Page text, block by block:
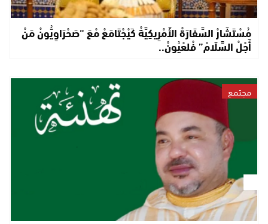
مُسْتَشَارْ السَّفَارَةْ الأَمْرِيكِيَّةْ كَيْجْتَامَعْ مْعَ “صَحْرَاوِيُّونْ مَنْ
أَجْلْ السَّلَامْ” فْلعْيُونْ..
مجتمع